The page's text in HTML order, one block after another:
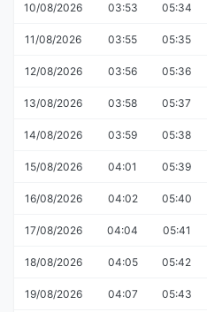
10/08/2026 03:53 05:34
11/08/2026 03:55 05:35
12/08/2026 03:56 05:36
13/08/2026 03:58 05:37
14/08/2026 03:59 05:38
15/08/2026 04:01 05:39
16/08/2026 04:02 05:40
17/08/2026 04:04 05:41
18/08/2026 04:05 05:42
19/08/2026 04:07 05:43